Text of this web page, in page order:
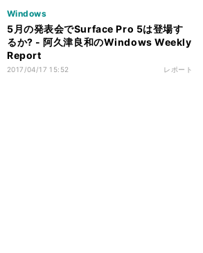
Windows
5月の発表会でSurface Pro 5は登場す
るか? - 阿久津良和のWindows Weekly
Report
2017/04/17 15:52 レポート